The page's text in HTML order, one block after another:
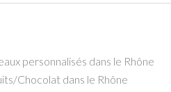
personnalisés dans le Rhône
Chocolat dans le Rhône